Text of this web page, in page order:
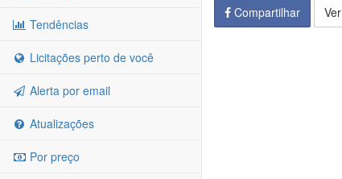
Tendências
Licitações perto de você
Alerta por email
Atualizações
Por preço
Compartilhar